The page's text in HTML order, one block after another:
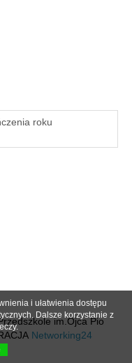
roku
im.Ojca Pio
Networking24
i ułatwienia dostępu
Dalsze korzystanie z